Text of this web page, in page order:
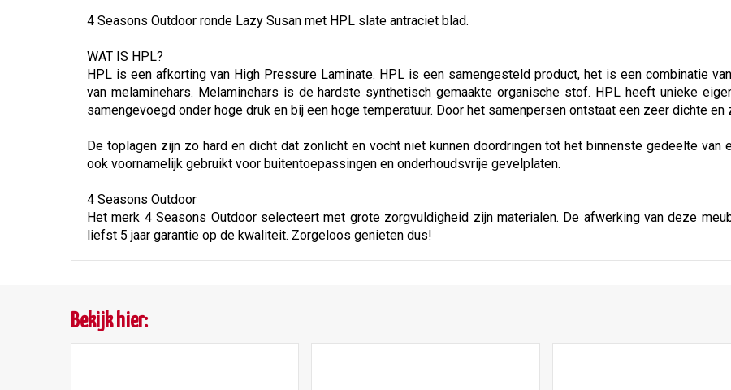
4 Seasons Outdoor ronde Lazy Susan met HPL slate antraciet blad.
WAT IS HPL?
HPL is een afkorting van High Pressure Laminate. HPL is een samengesteld product, het is een combinatie
van melaminehars. Melaminehars is de hardste synthetisch gemaakte organische stof. HPL heeft unieke
samengevoegd onder hoge druk en bij een hoge temperatuur. Door het samenpersen ontstaat een zeer dichte en
De toplagen zijn zo hard en dicht dat zonlicht en vocht niet kunnen doordringen tot het binnenste gedeelte
ook voornamelijk gebruikt voor buitentoepassingen en onderhoudsvrije gevelplaten.
4 Seasons Outdoor
Het merk 4 Seasons Outdoor selecteert met grote zorgvuldigheid zijn materialen. De afwerking van deze
liefst 5 jaar garantie op de kwaliteit. Zorgeloos genieten dus!
Bekijk hier: